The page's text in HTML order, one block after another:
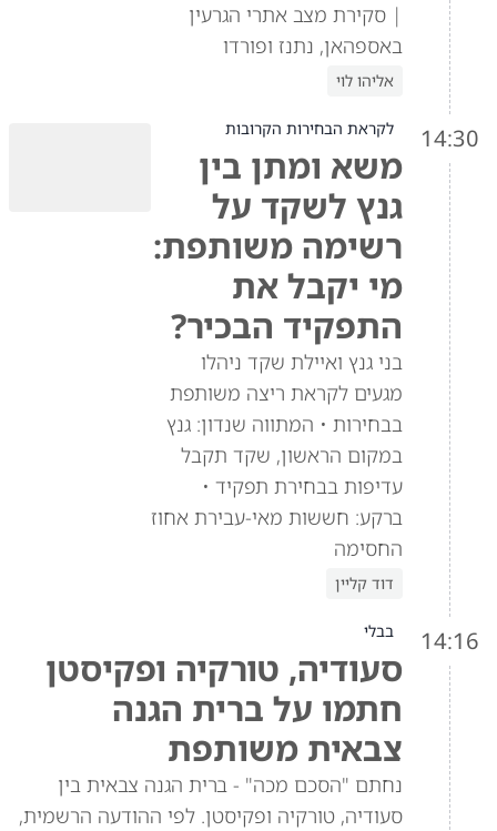
| סקירת מצב אתרי הגרעין
באספהאן, נתנז ופורדו
אליהו לוי
14:30 לקראת הבחירות הקרובות
משא ומתן בין
גנץ לשקד על
רשימה משותפת:
מי יקבל את
התפקיד הבכיר?
בני גנץ ואיילת שקד ניהלו
מגעים לקראת ריצה משותפת
בבחירות • המתווה שנדון: גנץ
במקום הראשון, שקד תקבל
עדיפות בבחירת תפקיד •
ברקע: חששות מאי-עבירת אחוז
החסימה
דוד קליין
14:16 בבלי
סעודיה, טורקיה ופקיסטן
חתמו על ברית הגנה
צבאית משותפת
נחתם "הסכם מכה" - ברית הגנה צבאית בין
סעודיה, טורקיה ופקיסטן. לפי ההודעה הרשמית,